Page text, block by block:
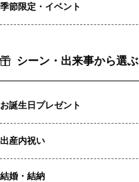
季節限定・イベント
シーン・出来事から選ぶ
お誕生日プレゼント
出産内祝い
結婚・結納